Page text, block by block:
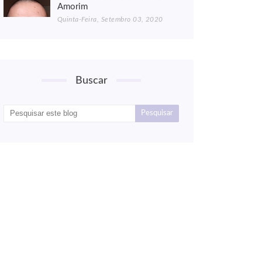
Amorim
Quinta-Feira, Setembro 03, 2020
Buscar